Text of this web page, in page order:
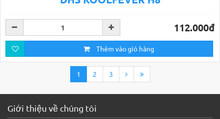
112.000đ
Thêm vào giỏ hàng
1 2 3
Giới thiệu về chúng tôi